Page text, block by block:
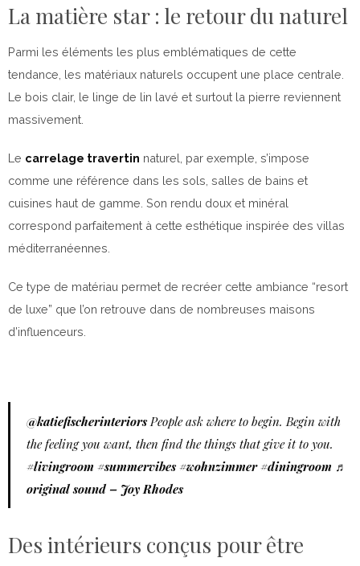
La matière star : le retour du naturel
Parmi les éléments les plus emblématiques de cette
tendance, les matériaux naturels occupent une place centrale.
Le bois clair, le linge de lin lavé et surtout la pierre reviennent
massivement.
Le carrelage travertin naturel, par exemple, s’impose
comme une référence dans les sols, salles de bains et
cuisines haut de gamme. Son rendu doux et minéral
correspond parfaitement à cette esthétique inspirée des villas
méditerranéennes.
Ce type de matériau permet de recréer cette ambiance “resort
de luxe” que l’on retrouve dans de nombreuses maisons
d’influenceurs.
@katiefischerinteriorsPeople ask where to begin. Begin with
the feeling you want, then find the things that give it to you.
#livingroom #summervibes #wohnzimmer #diningroom ♬
original sound – Joy Rhodes
Des intérieurs conçus pour être